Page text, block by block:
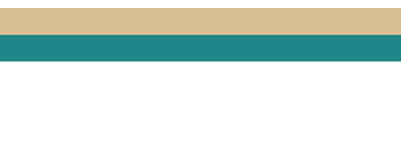
,ΕΙΔΙΚΕΣ ΚΑΤΗΓΟΡΙΕΣ,ΕΙΔΙΚΕΣ ΡΥΘΜΙΣΕΙΣ,ΕΛΛΑΔΑ,
25 του νεοψηφισθέντος νόμου για την Υγεία υπ΄ αριθμ. 5102/24
συμβεβλημένα ιδιωτικά διαγνωστικά κέντρα και στους
αρμόδια Επιτροπή της Βουλής, εξασφαλίζοντας τα ακόλουθα: